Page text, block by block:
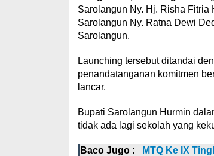
Sarolangun Ny. Hj. Risha Fitria
Sarolangun Ny. Ratna Dewi
Sarolangun.
Launching tersebut ditandai
penandatanganan komitmen
lancar.
Bupati Sarolangun Hurmin
tidak ada lagi sekolah yang
Baco Jugo :
MTQ Ke IX